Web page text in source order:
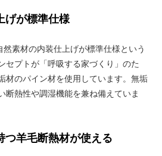
げが標準仕様
素材の内装仕上げが標準仕様という
セプトが「呼吸する家づくり」のた
材のパイン材を使用しています。無垢
断熱性や調湿機能を兼ね備えていま
つ羊毛断熱材が使える